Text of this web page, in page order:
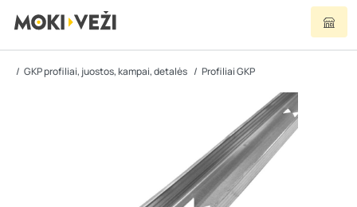
GKP profiliai, juostos, kampai, detalės Profiliai GKP